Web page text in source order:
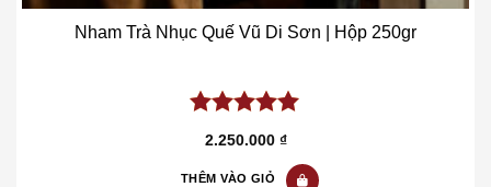
Nham Trà Nhục Quế Vũ Di Sơn | Hộp 250gr
5.00out of
2.250.000 ₫
THÊM VÀO GIỎ